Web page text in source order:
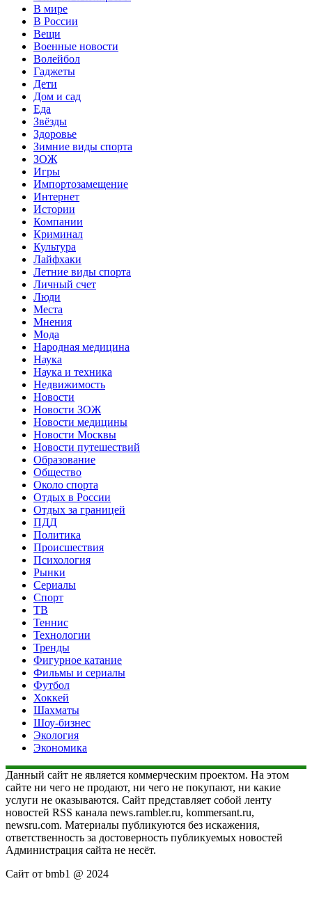
В мире
В России
Вещи
Военные новости
Волейбол
Гаджеты
Дети
Дом и сад
Еда
Звёзды
Здоровье
Зимние виды спорта
ЗОЖ
Игры
Импортозамещение
Интернет
Истории
Компании
Криминал
Культура
Лайфхаки
Летние виды спорта
Личный счет
Люди
Места
Мнения
Мода
Народная медицина
Наука
Наука и техника
Недвижимость
Новости
Новости ЗОЖ
Новости медицины
Новости Москвы
Новости путешествий
Образование
Общество
Около спорта
Отдых в России
Отдых за границей
ПДД
Политика
Происшествия
Психология
Рынки
Сериалы
Спорт
ТВ
Теннис
Технологии
Тренды
Фигурное катание
Фильмы и сериалы
Футбол
Хоккей
Шахматы
Шоу-бизнес
Экология
Экономика
Данный сайт не является коммерческим проектом. На этом
сайте ни чего не продают, ни чего не покупают, ни какие
услуги не оказываются. Сайт представляет собой ленту
новостей RSS канала news.rambler.ru, kommersant.ru,
newsru.com. Материалы публикуются без искажения,
ответственность за достоверность публикуемых новостей
Администрация сайта не несёт.
Сайт от bmb1 @ 2024